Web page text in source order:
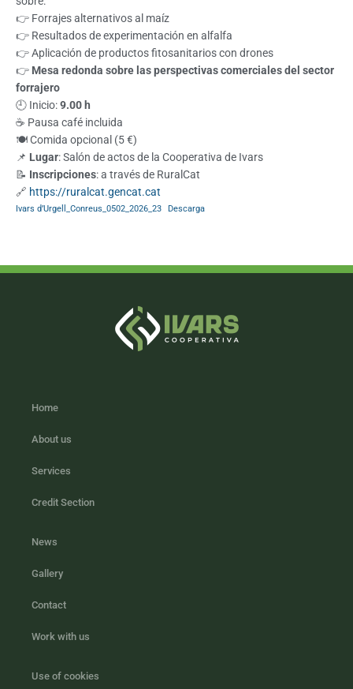
👉 Forrajes alternativos al maíz
👉 Resultados de experimentación en alfalfa
👉 Aplicación de productos fitosanitarios con drones
👉 Mesa redonda sobre las perspectivas comerciales del sector
forrajero
🕘 Inicio:9.00 h
☕ Pausa café incluida
🍽️ Comida opcional (5 €)
📌 Lugar: Salón de actos de la Cooperativa de Ivars
📝 Inscripciones: a través de RuralCat
🔗 https://ruralcat.gencat.cat
Ivars d’Urgell_Conreus_0502_2026_23 Descarga
Home
About us
Services
Credit Section
News
Gallery
Contact
Work with us
Use of cookies